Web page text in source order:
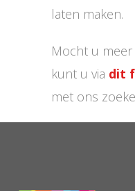
laten maken.
Mocht u
kunt u via dit
met ons